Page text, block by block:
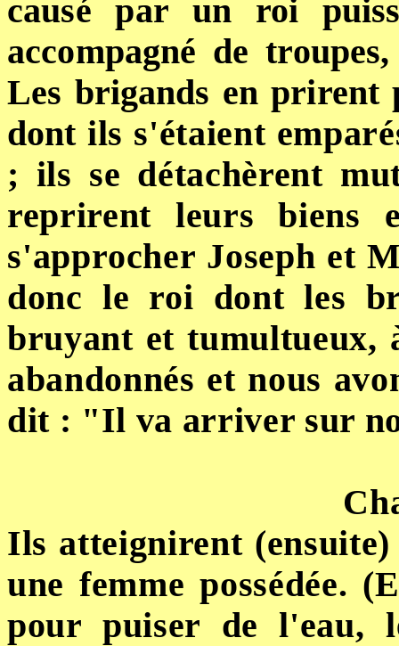
causé par un roi
accompagné de
Les brigands en prirent
dontils s'étaient
; ils se détachèrent
reprirent leurs biens
s'approcher Joseph et
donc le roi dont les
bruyant et tumultueux,
abandonnés et nous
dit : "Il va arriver sur
Ils atteignirent
une femme possédée.
pour puiser de l'eau,